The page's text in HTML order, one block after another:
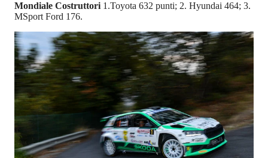
Mondiale Costruttori 1.Toyota 632 punti; 2. Hyundai 464; 3.
MSport Ford 176.